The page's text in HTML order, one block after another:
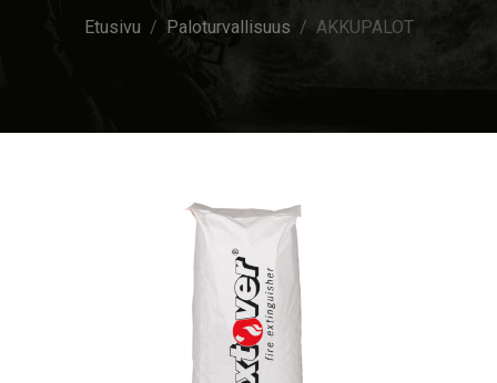
Etusivu / Paloturvallisuus / AKKUPALOT